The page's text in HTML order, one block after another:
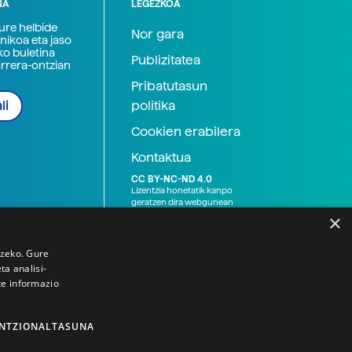
helbide
eta jaso
buletina
ontzian
LEGEZKOA
Nor gara
Publizitatea
Pribatutasun
politika
Cookien erabilera
Kontaktua
CC BY-NC-ND 4.0
Lizentzia honetatik kanpo
geratzen dira webgunean
×
Gure
analisi-
informazio